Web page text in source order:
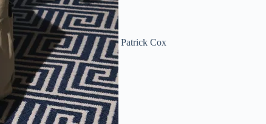
Patrick Cox